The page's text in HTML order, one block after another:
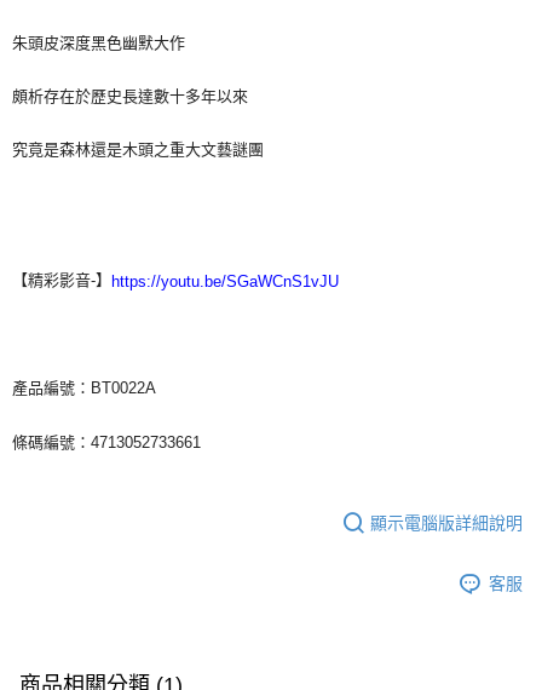
朱頭皮深度黑色幽默大作
頗析存在於歷史長達數十多年以來
究竟是森林還是木頭之重大文藝謎團
【精彩影音-】 https://youtu.be/SGaWCnS1vJU
產品編號：BT0022A
條碼編號：4713052733661
顯示電腦版詳細說明
客服